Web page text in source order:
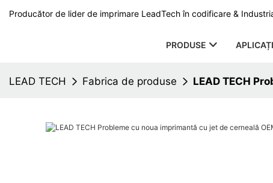
Producător de lider de imprimare LeadTech în codificare &
PRODUSE
LEAD TECH Fabrica de produse LEAD TECH